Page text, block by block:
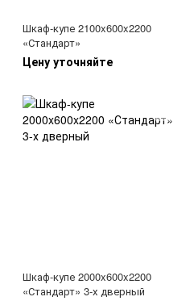
Шкаф-купе 2100x600x2200
«Стандарт»
Цену уточняйте
Шкаф-купе 2000x600x2200
«Стандарт» 3-х дверный